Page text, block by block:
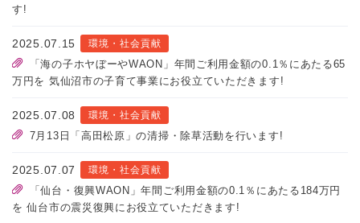
す!
2025.07.15 環境・社会貢献
「海の子ホヤぼーやWAON」年間ご利用金額の0.1％にあたる65
万円を 気仙沼市の子育て事業にお役立ていただきます!
2025.07.08 環境・社会貢献
7月13日「高田松原」の清掃・除草活動を行います!
2025.07.07 環境・社会貢献
「仙台・復興WAON」年間ご利用金額の0.1％にあたる184万円
を 仙台市の震災復興にお役立ていただきます!